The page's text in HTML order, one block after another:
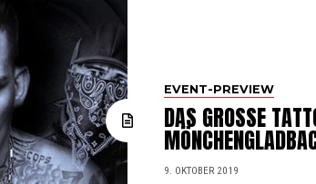
EVENT-PREVIEW
DAS GROSSE
9. OKTOBER 2019